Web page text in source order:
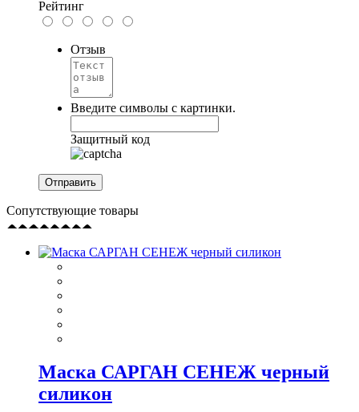
Рейтинг
Отзыв
Введите символы с картинки.
Защитный код
Сопутствующие товары
Маска САРГАН СЕНЕЖ черный
силикон